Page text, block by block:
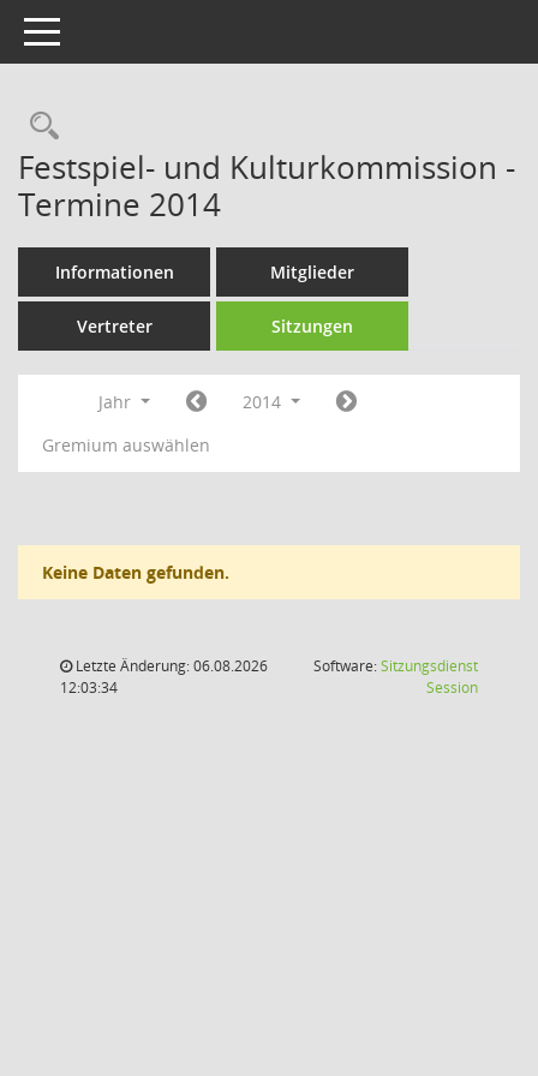
Toggle navigation
Rechercheauswahl
Festspiel- und Kulturkommission -
Termine 2014
Informationen Mitglieder
Vertreter Sitzungen
Jahr
2014
Gremium auswählen
Keine Daten gefunden.
Letzte Änderung: 06.08.2026
12:03:34
Software:Sitzungsdienst
Session(Wird in